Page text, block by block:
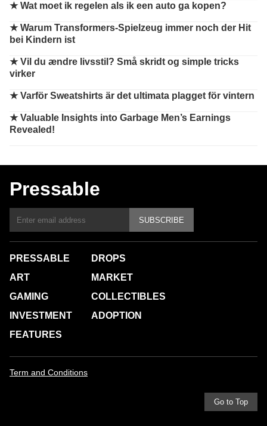
★Wat moet ik regelen als ik een auto ga kopen?
★Warum Transformers-Spielzeug immer noch der Hit
bei Kindern ist
★Vil du ændre livsstil? Små skridt og simple tricks
virker
★Varför Sweatshirts är det ultimata plagget för vintern
★Valuable Insights into Garbage Men’s Earnings
Revealed!
Pressable
SUBSCRIBE
PRESSABLE
ART
GAMING
INVESTMENT
FEATURES
DROPS
MARKET
COLLECTIBLES
ADOPTION
Term and Conditions
Go to Top